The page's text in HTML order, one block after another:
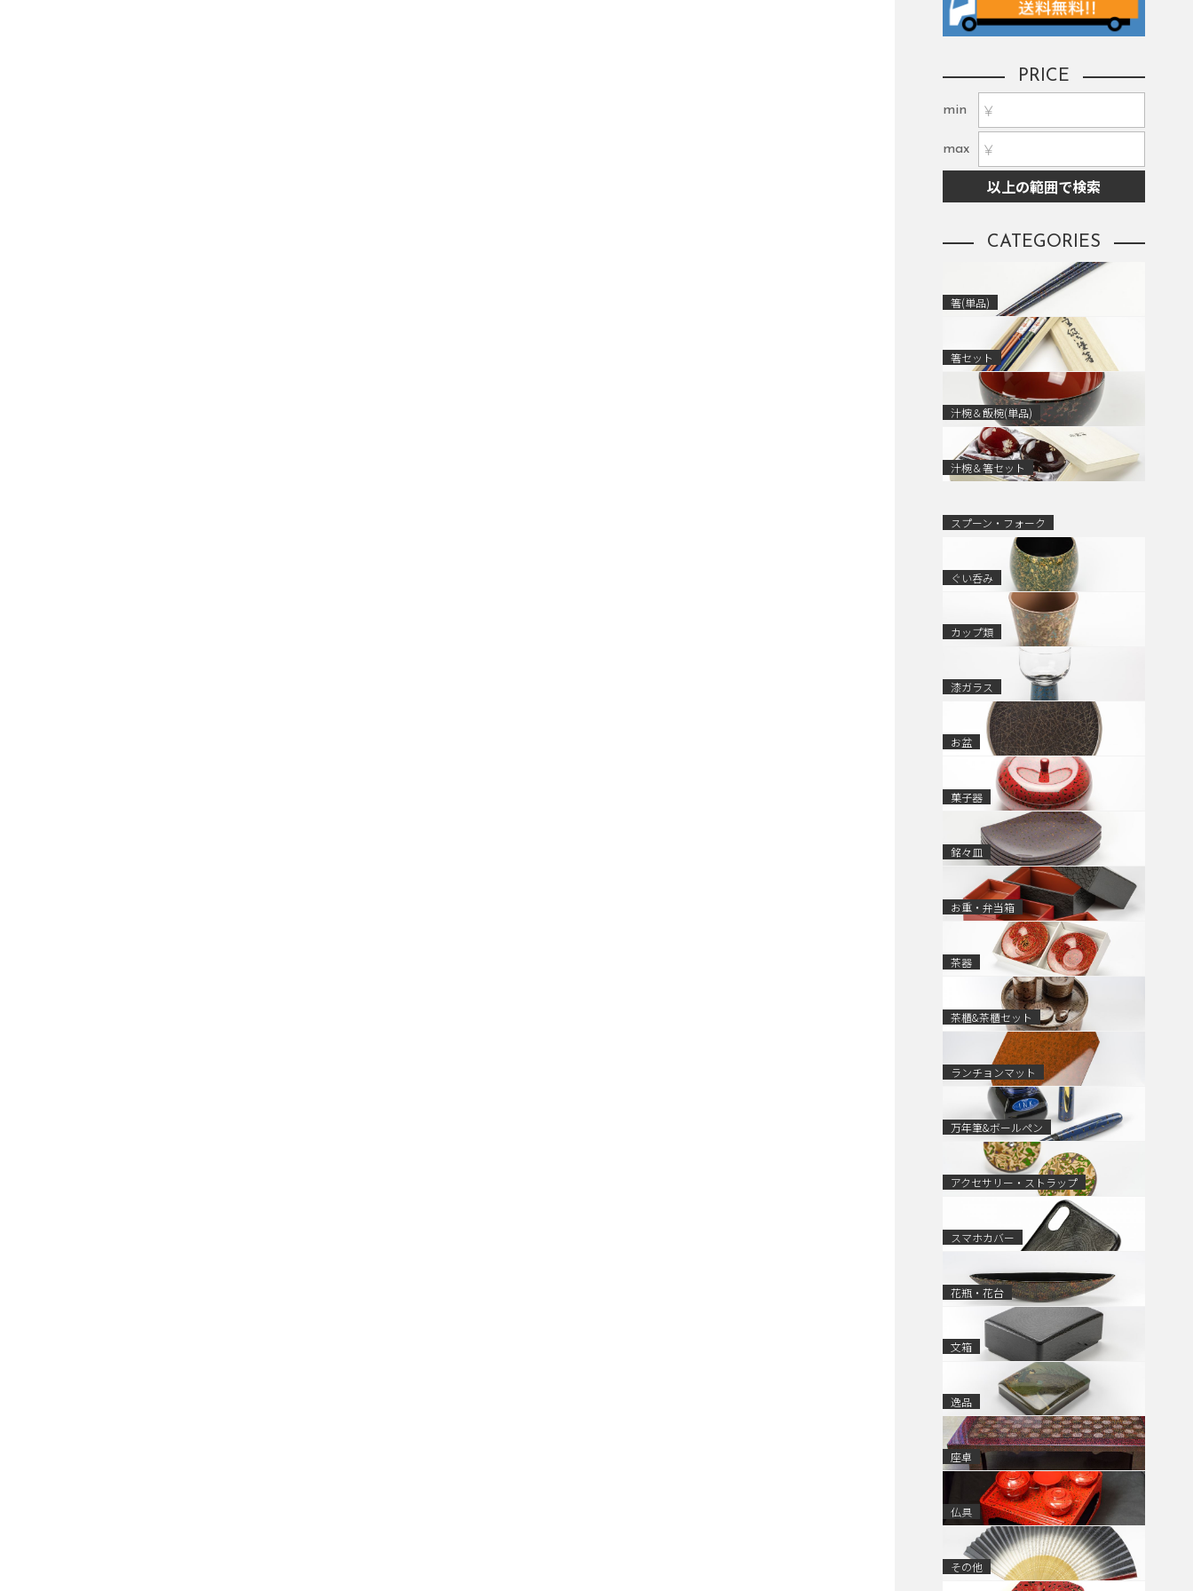
PRICE
min
max
以上の範囲で検索
CATEGORIES
箸(単品)
箸セット
汁椀＆飯椀(単品)
汁椀＆箸セット
スプーン・フォーク
ぐい呑み
カップ類
漆ガラス
お盆
菓子器
銘々皿
お重・弁当箱
茶器
茶櫃&茶櫃セット
ランチョンマット
万年筆&ボールペン
アクセサリー・ストラップ
スマホカバー
花瓶・花台
文箱
逸品
座卓
仏具
その他